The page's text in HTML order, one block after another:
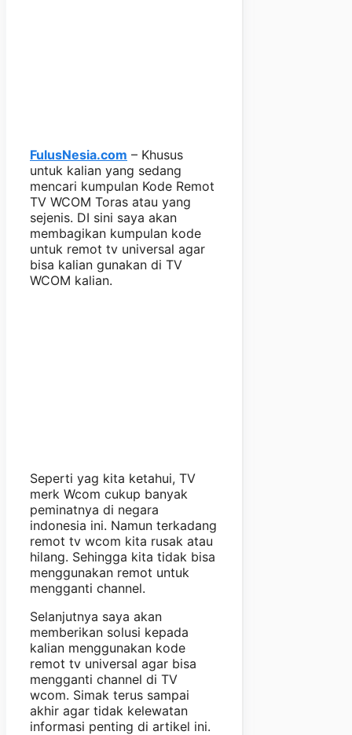
FulusNesia.com – Khusus
untuk kalian yang sedang
mencari kumpulan Kode Remot
TV WCOM Toras atau yang
sejenis. DI sini saya akan
membagikan kumpulan kode
untuk remot tv universal agar
bisa kalian gunakan di TV
WCOM kalian.
Seperti yag kita ketahui, TV
merk Wcom cukup banyak
peminatnya di negara
indonesia ini. Namun terkadang
remot tv wcom kita rusak atau
hilang. Sehingga kita tidak bisa
menggunakan remot untuk
mengganti channel.
Selanjutnya saya akan
memberikan solusi kepada
kalian menggunakan kode
remot tv universal agar bisa
mengganti channel di TV
wcom. Simak terus sampai
akhir agar tidak kelewatan
informasi penting di artikel ini.